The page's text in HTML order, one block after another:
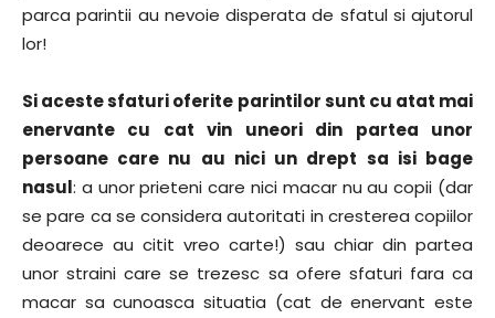
parca parintii au nevoie disperata de sfatul si ajutorul
lor!
Si aceste sfaturi oferite parintilor sunt cu atat mai
enervante cu cat vin uneori din partea unor
persoane care nu au nici un drept sa isi bage
nasul: a unor prieteni care nici macar nu au copii (dar
se pare ca se considera autoritati in cresterea copiilor
deoarece au citit vreo carte!) sau chiar din partea
unor straini care se trezesc sa ofere sfaturi fara ca
macar sa cunoasca situatia (cat de enervant este